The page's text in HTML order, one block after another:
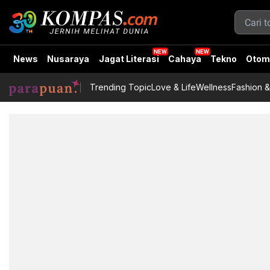
News Nusaraya Jagat Literasi Cahaya Tekno
Trending TopicLove & LifeWellnessFashion